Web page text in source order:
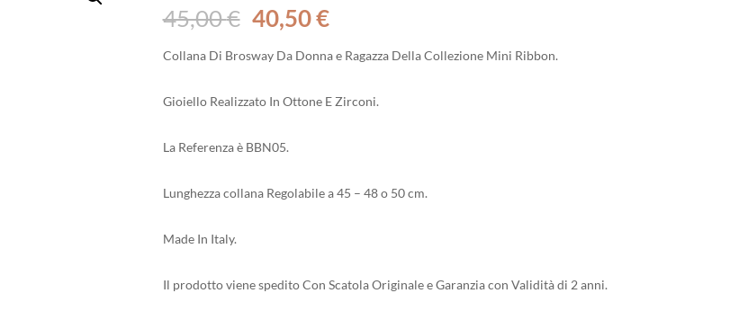
45,00€ Il
prezzo
originale
45,00 €.
40,50€Il
attuale
40,50 €.
Collana Di Brosway Da Donna e Ragazza Della Collezione Mini Ribbon.
Gioiello Realizzato In Ottone E Zirconi.
La Referenza è BBN05.
Lunghezza collana Regolabile a 45 – 48 o 50 cm.
Made In Italy.
Il prodotto viene spedito Con Scatola Originale e Garanzia con Validità di 2 anni.